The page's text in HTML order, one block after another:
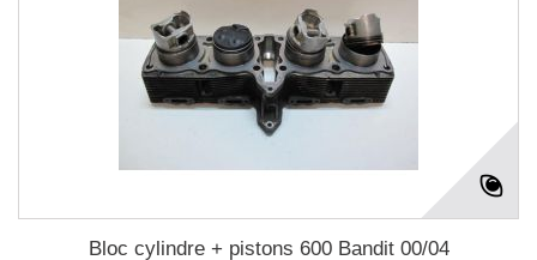
Bloc cylindre + pistons 600 Bandit 00/04